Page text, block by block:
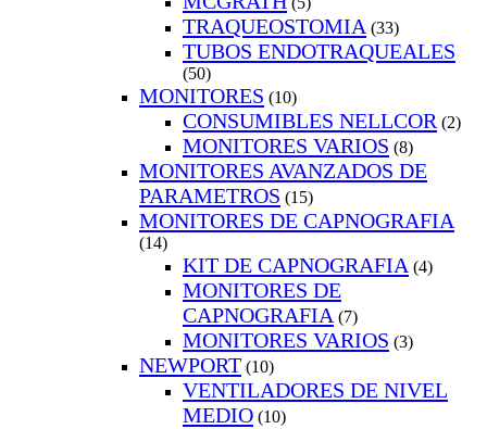
TRAQUEOSTOMIA (33)
TUBOS ENDOTRAQUEALES
(50)
MONITORES (10)
CONSUMIBLES NELLCOR (2)
MONITORES VARIOS (8)
MONITORES AVANZADOS DE
PARAMETROS (15)
MONITORES DE CAPNOGRAFIA
(14)
KIT DE CAPNOGRAFIA (4)
MONITORES DE
CAPNOGRAFIA (7)
MONITORES VARIOS (3)
NEWPORT (10)
VENTILADORES DE NIVEL
MEDIO (10)